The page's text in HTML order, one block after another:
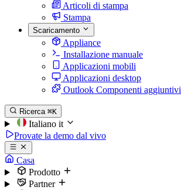
Articoli di stampa
Stampa
Scaricamento
Appliance
Installazione manuale
Applicazioni mobili
Applicazioni desktop
Outlook Componenti aggiuntivi
Ricerca ⌘K
Italiano it
Provate la demo dal vivo
Casa
Prodotto
Partner